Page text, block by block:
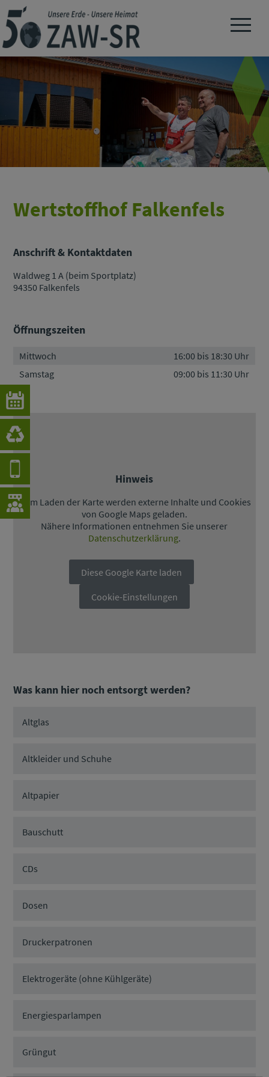
Navigation
Wertstoffhof Falkenfels
Anschrift & Kontaktdaten
Waldweg 1 A (beim Sportplatz)
94350 Falkenfels
Öffnungszeiten
Mittwoch
16:00 bis 18:30 Uhr
Samstag
09:00 bis 11:30 Uhr
Hinweis
Beim Laden der Karte werden externe Inhalte und Cookies
von Google Maps geladen.
Nähere Informationen entnehmen Sie unserer
Datenschutzerklärung.
Diese Google Karte laden
Cookie-Einstellungen
Was kann hier noch entsorgt werden?
Altglas
Altkleider und Schuhe
Altpapier
Bauschutt
CDs
Dosen
Druckerpatronen
Elektrogeräte (ohne Kühlgeräte)
Energiesparlampen
Grüngut